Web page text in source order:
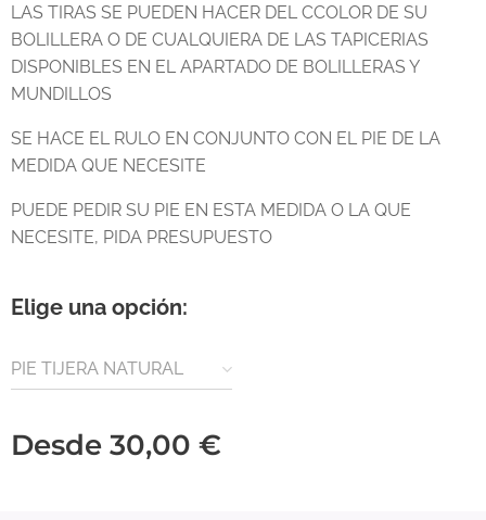
LAS TIRAS SE PUEDEN HACER DEL CCOLOR DE SU
BOLILLERA O DE CUALQUIERA DE LAS TAPICERIAS
DISPONIBLES EN EL APARTADO DE BOLILLERAS Y
MUNDILLOS
SE HACE EL RULO EN CONJUNTO CON EL PIE DE LA
MEDIDA QUE NECESITE
PUEDE PEDIR SU PIE EN ESTA MEDIDA O LA QUE
NECESITE, PIDA PRESUPUESTO
Elige una opción:
PIE TIJERA NATURAL
Desde 30,00 €